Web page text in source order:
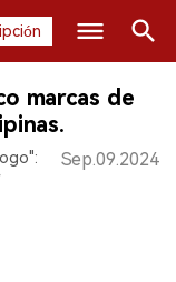
Buscar
marcas de
Sep.09.2024